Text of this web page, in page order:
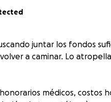
juntar los fondos
a caminar. Lo
médicos, costos